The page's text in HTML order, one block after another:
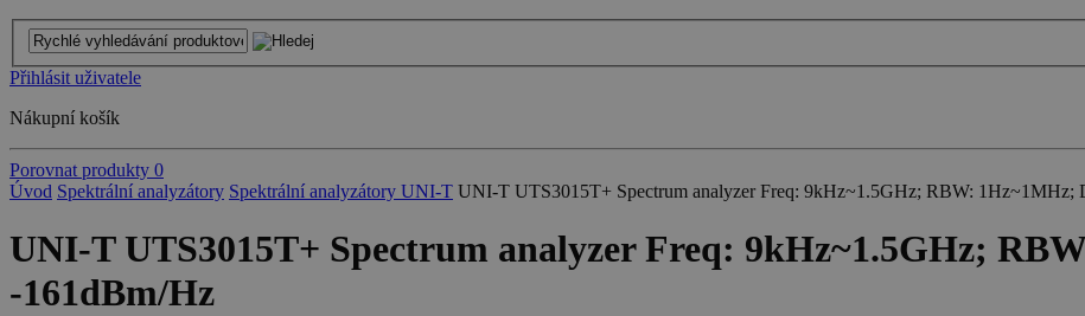
Přihlásit uživatele
Nákupní košík
Porovnat produkty 0
Úvod Spektrální analyzátory Spektrální analyzátory UNI-T UNI-T UTS3015T+ Spectrum analyzer Freq: 9kHz~1.5GHz; RBW:
UNI-T UTS3015T+ Spectrum analyzer Freq: 9kHz~1.5GHz;
-161dBm/Hz